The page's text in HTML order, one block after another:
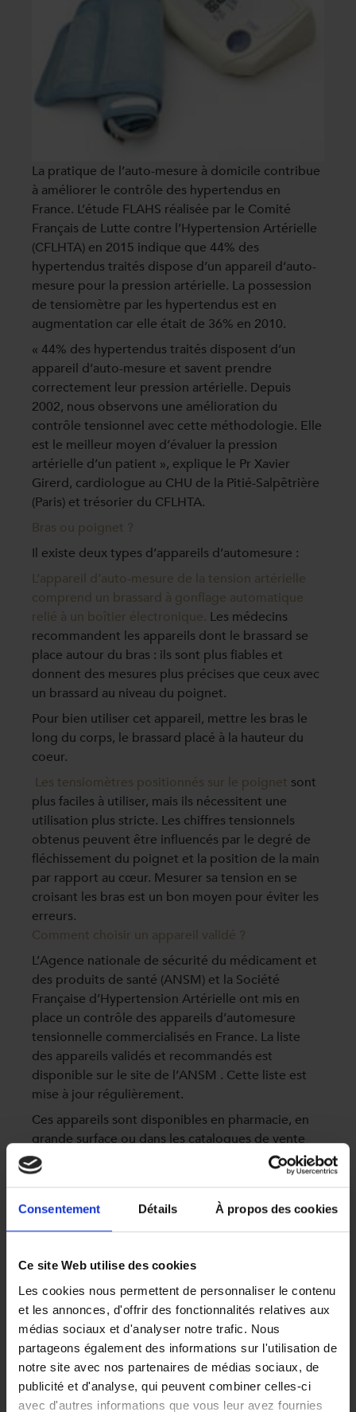
Consentement Détails À propos des cookies
Ce site Web utilise des cookies
Les cookies nous permettent de personnaliser le contenu
et les annonces, d'offrir des fonctionnalités relatives aux
médias sociaux et d'analyser notre trafic. Nous
partageons également des informations sur l'utilisation de
notre site avec nos partenaires de médias sociaux, de
publicité et d'analyse, qui peuvent combiner celles-ci
avec d'autres informations que vous leur avez fournies
La pratique de l’auto-mesure à domicile contribue
à améliorer le contrôle des hypertendus en
France. L’étude FLAHS réalisée par le Comité
Français de Lutte contre l’Hypertension Artérielle
(CFLHTA) en 2015 indique que 44% des
hypertendus traités dispose d’un appareil d’auto-
mesure pour la pression artérielle. La possession
de tensiomètre par les hypertendus est en
augmentation car elle était de 36% en 2010.
« 44% des hypertendus traités disposent d’un
appareil d’auto-mesure et savent prendre
correctement leur pression artérielle. Depuis
2002, nous observons une amélioration du
contrôle tensionnel avec cette méthodologie. Elle
est le meilleur moyen d’évaluer la pression
artérielle d’un patient », explique le Pr Xavier
Girerd, cardiologue au CHU de la Pitié-Salpêtrière
(Paris) et trésorier du CFLHTA.
Bras ou poignet ?
Il existe deux types d’appareils d’automesure :
L’appareil d’auto-mesure de la tension artérielle
comprend un brassard à gonflage automatique
relié à un boîtier électronique. Les médecins
recommandent les appareils dont le brassard se
place autour du bras : ils sont plus fiables et
donnent des mesures plus précises que ceux avec
un brassard au niveau du poignet.
Pour bien utiliser cet appareil, mettre les bras le
long du corps, le brassard placé à la hauteur du
coeur.
Les tensiomètres positionnés sur le poignet sont
plus faciles à utiliser, mais ils nécessitent une
utilisation plus stricte. Les chiffres tensionnels
obtenus peuvent être influencés par le degré de
fléchissement du poignet et la position de la main
par rapport au cœur. Mesurer sa tension en se
croisant les bras est un bon moyen pour éviter les
erreurs.
Comment choisir un appareil validé ?
L’Agence nationale de sécurité du médicament et
des produits de santé (ANSM) et la Société
Française d’Hypertension Artérielle ont mis en
place un contrôle des appareils d’automesure
tensionnelle commercialisés en France. La liste
des appareils validés et recommandés est
disponible sur le site de l’ANSM . Cette liste est
mise à jour régulièrement.
Ces appareils sont disponibles en pharmacie, en
grande surface ou dans les catalogues de vente
par correspondance. Ils ne sont pas remboursés
par l’Assurance Maladie.
À qui demander conseil ?
Votre médecin et votre pharmacien vous
brassard (la taille de celui-ci doit être adaptée à
votre bras). Ils vous montreront comment vous
servir de l’appareil (notamment comment
positionner le brassard sur votre bras). Il est
important de noter les valeurs de tension
artérielle obtenues pour que votre médecin
puisse interpréter les résultats.
La « règle des 3 » pour bien mesurer sa tension